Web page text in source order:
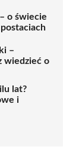
o świecie
–
wiedzieć o
lat?
i